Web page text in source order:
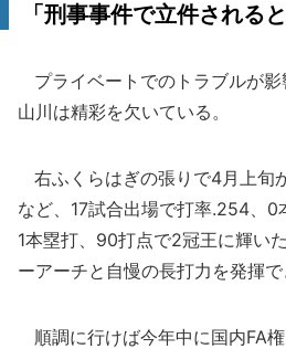
「刑事事件で立件される
プライベートでのトラブルが
山川は精彩を欠いている。
右ふくらはぎの張りで4月上旬
など、17試合出場で打率.254、
1本塁打、90打点で2冠王に輝い
ーアーチと自慢の長打力を発揮で
順調に行けば今年中に国内FA権